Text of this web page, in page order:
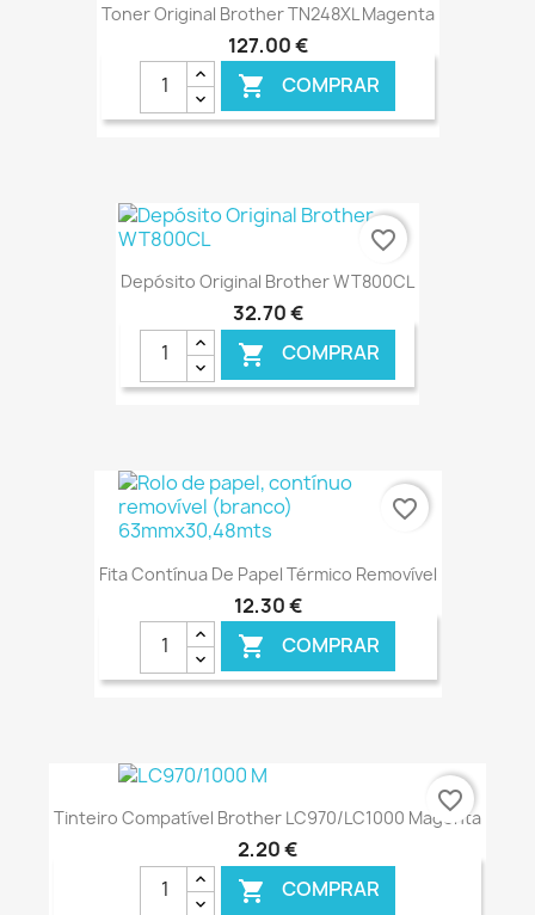
Toner Original Brother TN248XL Magenta
127,00 €
 COMPRAR
Depósito Original Brother WT800CL
32,70 €
 COMPRAR
favorite_border
Fita Contínua De Papel Térmico Removível
12,30 €
 COMPRAR
favorite_border
Tinteiro Compatível Brother LC970/LC1000 Magenta
2,20 €
 COMPRAR
favorite_border